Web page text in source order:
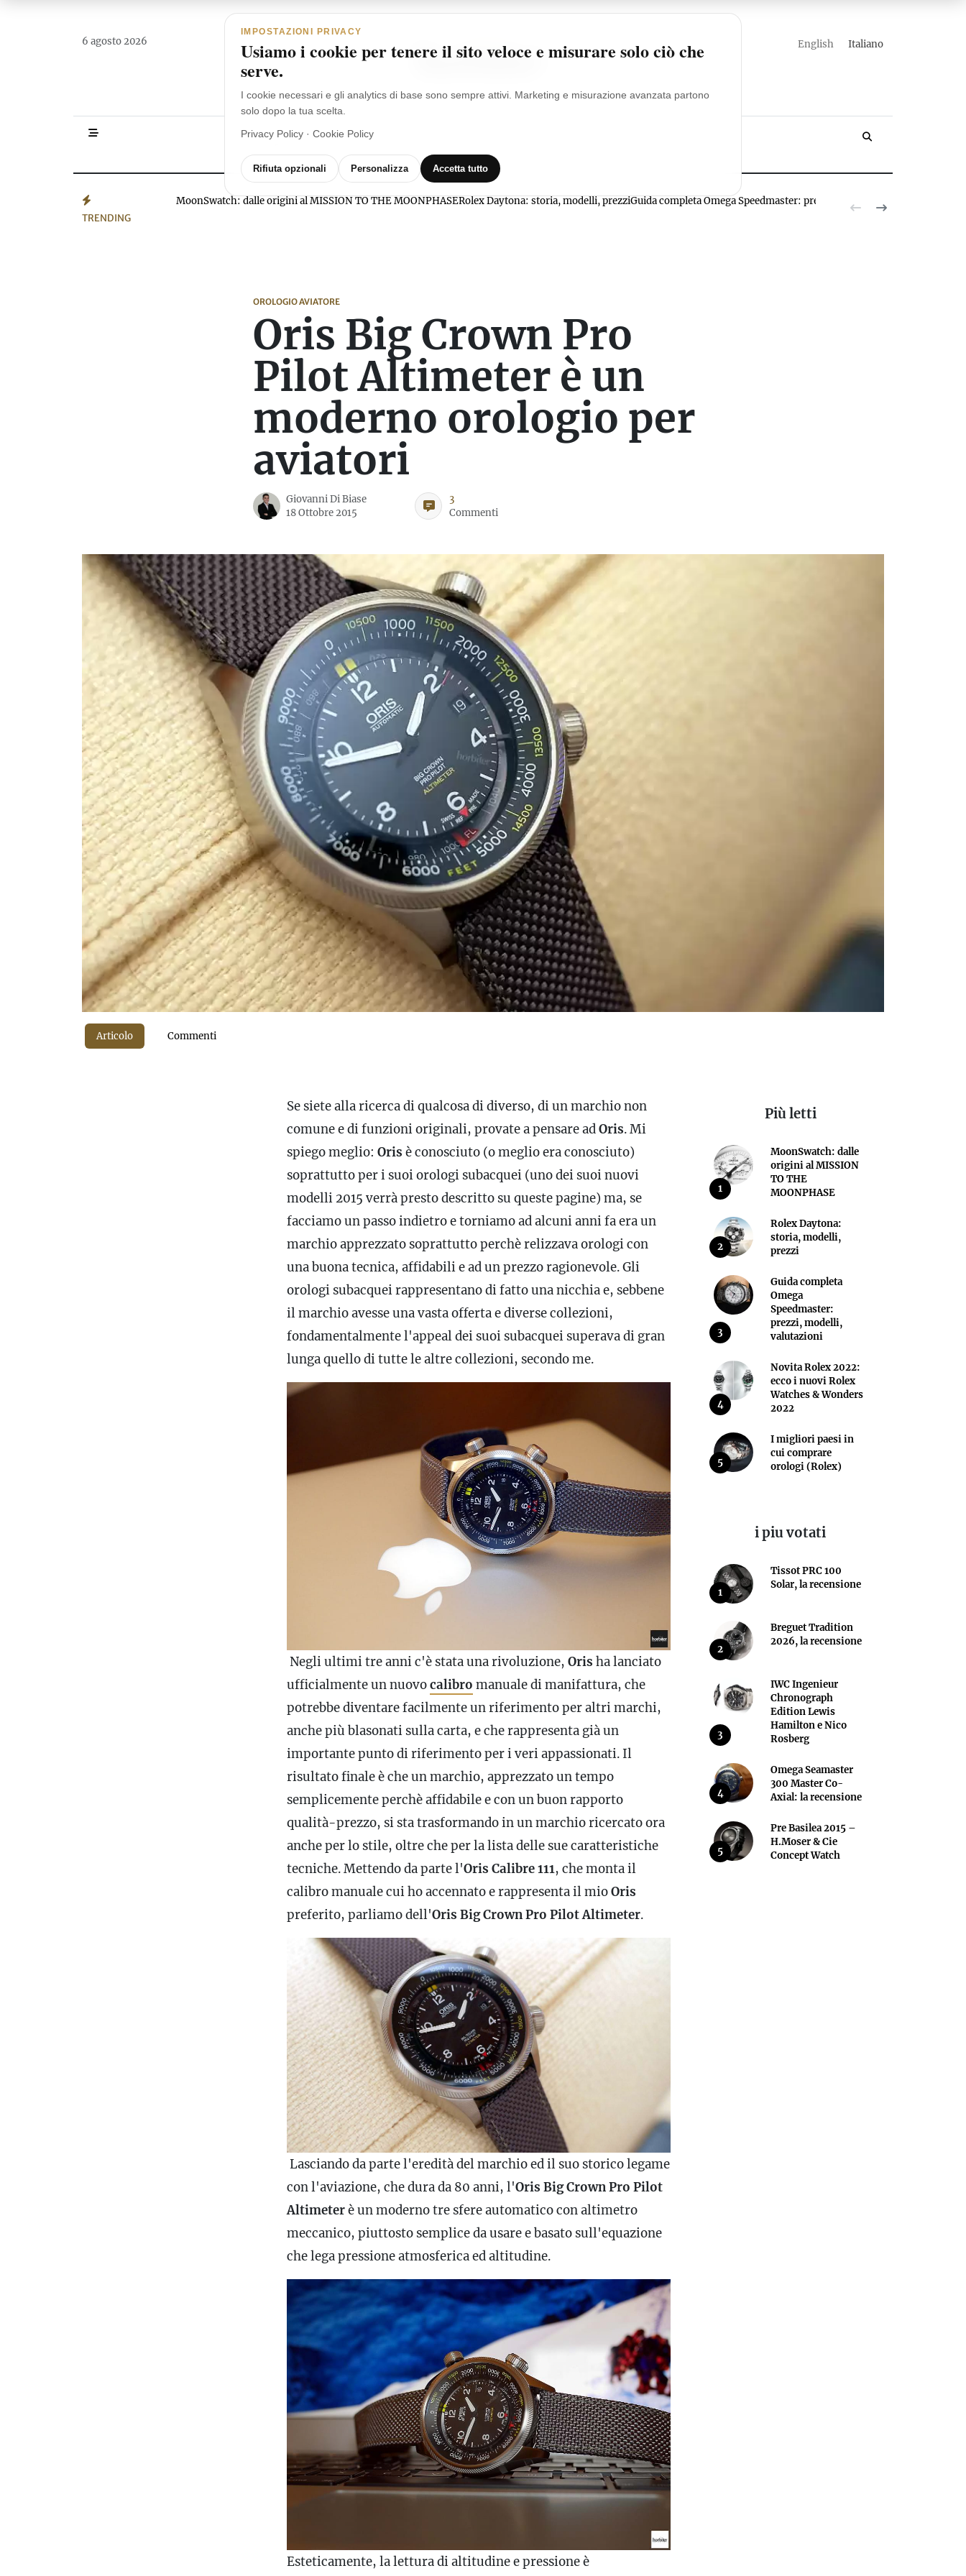
Navigazione principale
6 agosto 2026 english italiano
TRENDING
MoonSwatch: dalle origini al MISSION TO THE MOONPHASERolex Daytona: storia, modelli, prezziGuida completa Omega Speedmaster: prezzi, modelli, valutazioni
OROLOGIO AVIATORE
Oris Big Crown Pro
Pilot Altimeter è un
moderno orologio per
aviatori
Giovanni Di Biase
18 Ottobre 2015
3
Commenti
Articolo Commenti
Se siete alla ricerca di qualcosa di diverso, di un marchio non
comune e di funzioni originali, provate a pensare adOris. Mi
spiego meglio: Oris è conosciuto (o meglio era conosciuto)
soprattutto per i suoi orologi subacquei (uno dei suoi nuovi
modelli 2015 verrà presto descritto su queste pagine) ma, se
facciamo un passo indietro e torniamo ad alcuni anni fa era un
marchio apprezzato soprattutto perchè relizzava orologi con
una buona tecnica, affidabili e ad un prezzo ragionevole. Gli
orologi subacquei rappresentano di fatto una nicchia e, sebbene
il marchio avesse una vasta offerta e diverse collezioni,
fondamentalmente l'appeal dei suoi subacquei superava di gran
lunga quello di tutte le altre collezioni, secondo me.
Negli ultimi tre anni c'è stata una rivoluzione, Oris ha lanciato
ufficialmente un nuovocalibro manuale di manifattura, che
potrebbe diventare facilmente un riferimento per altri marchi,
anche più blasonati sulla carta, e che rappresenta già un
importante punto di riferimento per i veri appassionati. Il
risultato finale è che un marchio, apprezzato un tempo
semplicemente perchè affidabile e con un buon rapporto
qualità-prezzo, si sta trasformando in un marchio ricercato ora
anche per lo stile, oltre che per la lista delle sue caratteristiche
tecniche. Mettendo da parte l'Oris Calibre 111, che monta il
calibromanuale cui ho accennato e rappresenta il mioOris
preferito, parliamo dell'Oris Big Crown Pro Pilot Altimeter.
Lasciando da parte l'eredità del marchio ed il suo storico legame
con l'aviazione, che dura da 80 anni, l'Oris Big Crown Pro Pilot
Altimeterè un moderno tre sfere automatico con altimetro
meccanico, piuttosto semplice da usare e basato sull'equazione
che lega pressione atmosferica ed altitudine.
Esteticamente, la lettura di altitudine e pressione è
Più letti
1
MoonSwatch: dalle
origini al MISSION
TO THE
MOONPHASE
2
Rolex Daytona:
storia, modelli,
prezzi
3
Guida completa
Omega
Speedmaster:
prezzi, modelli,
valutazioni
4
Novita Rolex 2022:
ecco i nuovi Rolex
Watches & Wonders
2022
5
I migliori paesi in
cui comprare
orologi (Rolex)
i piu votati
1
Tissot PRC 100
Solar, la recensione
2
Breguet Tradition
2026, la recensione
3
IWC Ingenieur
Chronograph
Edition Lewis
Hamilton e Nico
Rosberg
4
Omega Seamaster
300 Master Co-
Axial: la recensione
5
Pre Basilea 2015 –
H.Moser & Cie
Concept Watch
IMPOSTAZIONI PRIVACY
Usiamo i cookie per tenere il sito veloce e misurare solo ciò che
serve.
I cookie necessari e gli analytics di base sono sempre attivi. Marketing e misurazione avanzata partono
solo dopo la tua scelta.
Privacy Policy · Cookie Policy
Rifiuta opzionali Personalizza Accetta tutto